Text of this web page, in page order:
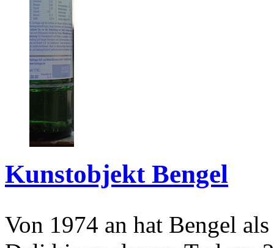
Kunstobjekt Bengel
Von 1974 an hat Bengel